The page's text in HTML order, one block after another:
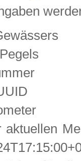
aktuellen